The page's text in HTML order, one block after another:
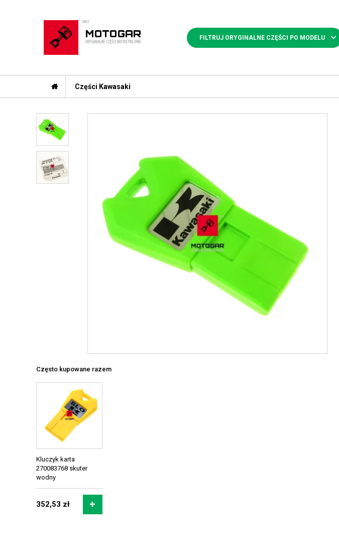
FILTRUJ ORYGINALNE CZĘŚCI PO MODELU
Części Kawasaki
Często kupowane razem
Kluczyk karta
270083768 skuter
wodny
352,53 zł